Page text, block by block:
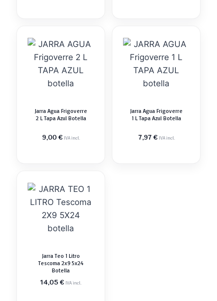
Jarra Agua Frigoverre
2 L Tapa Azul Botella
9,00€ IVA incl.
Jarra Agua Frigoverre
1 L Tapa Azul Botella
7,97€ IVA incl.
Jarra Teo 1 Litro
Tescoma 2x9 5x24
Botella
14,05€ IVA incl.